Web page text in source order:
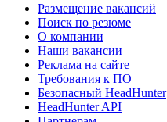
Размещение вакансий
Поиск по резюме
О компании
Наши вакансии
Реклама на сайте
Требования к ПО
Безопасный HeadHunter
HeadHunter API